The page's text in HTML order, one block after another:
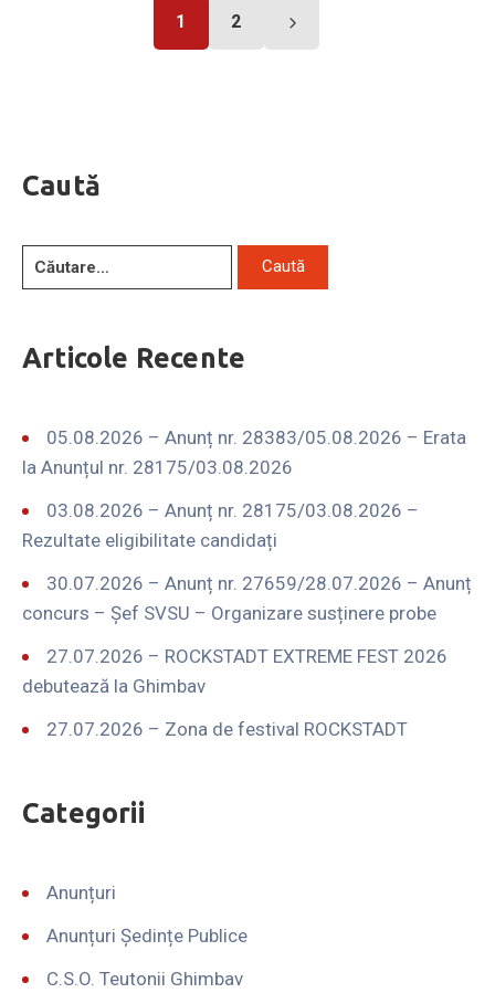
1 2
Caută
Articole Recente
05.08.2026 – Anunț nr. 28383/05.08.2026 – Erata
la Anunțul nr. 28175/03.08.2026
03.08.2026 – Anunț nr. 28175/03.08.2026 –
Rezultate eligibilitate candidați
30.07.2026 – Anunț nr. 27659/28.07.2026 – Anunț
concurs – Șef SVSU – Organizare susținere probe
27.07.2026 – ROCKSTADT EXTREME FEST 2026
debutează la Ghimbav
27.07.2026 – Zona de festival ROCKSTADT
Categorii
Anunțuri
Anunțuri Ședințe Publice
C.S.O. Teutonii Ghimbav